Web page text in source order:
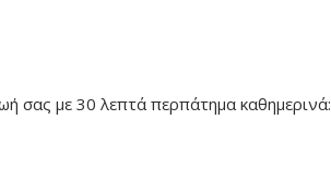
σας με 30 λεπτά περπάτημα καθημερινά: